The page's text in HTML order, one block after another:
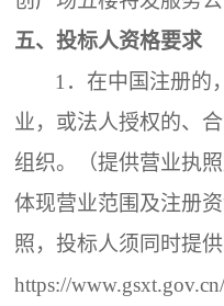
五、投标人资格要求
1． 在中国注册的
业，或法人授权的、
组织。（提供营业执
体现营业范围及注册
照，投标人须同时提
https://